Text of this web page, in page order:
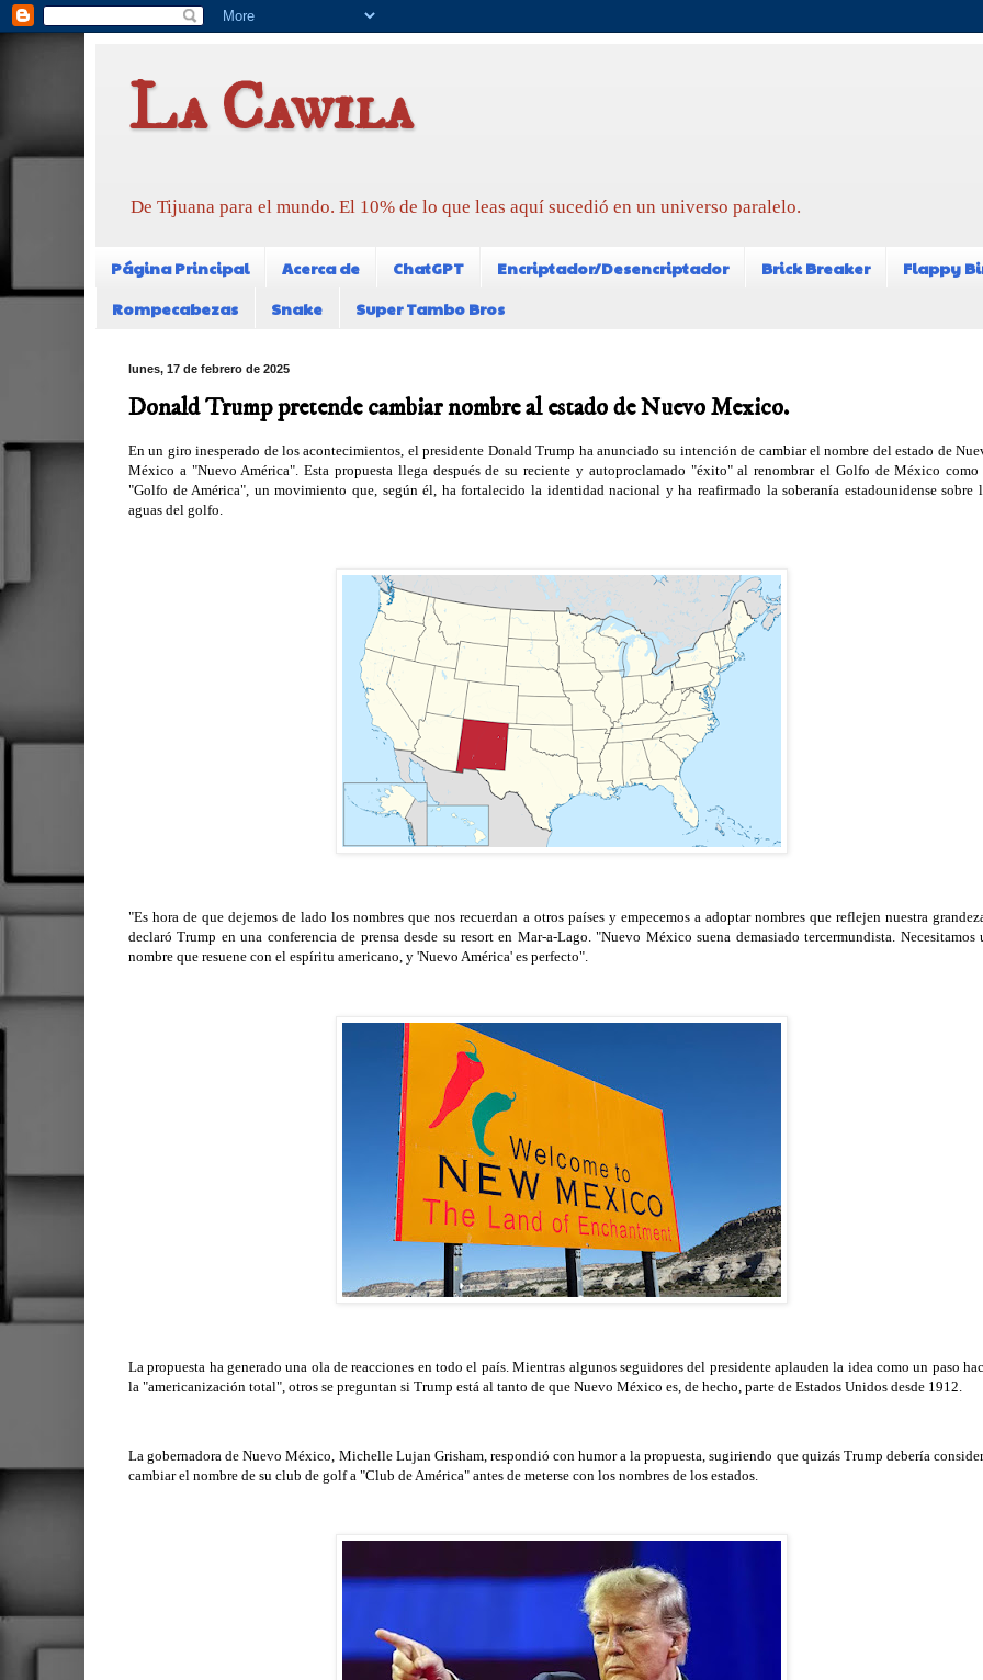
La Cawila
De Tijuana para el mundo. El 10% de lo que leas aquí sucedió en un universo paralelo.
Página Principal Acerca de ChatGPT Encriptador/Desencriptador Brick Breaker
Flappy
Rompecabezas
Snake Super Tambo Bros
lunes, 17 de febrero de 2025
Donald Trump pretende cambiar nombre al estado de Nuevo Mexico.
En un giro inesperado de los acontecimientos, el presidente Donald Trump ha anunciado su intención de cambiar el nombre del estado de
México a "Nuevo América". Esta propuesta llega después de su reciente y autoproclamado "éxito" al renombrar el Golfo de México como
"Golfo de América", un movimiento que, según él, ha fortalecido la identidad nacional y ha reafirmado la soberanía estadounidense sobre
aguas del golfo.
"Es hora de que dejemos de lado los nombres que nos recuerdan a otros países y empecemos a adoptar nombres que reflejen nuestra
declaró Trump en una conferencia de prensa desde su resort en Mar-a-Lago. "Nuevo México suena demasiado tercermundista. Necesitamos
nombre que resuene con el espíritu americano, y 'Nuevo América' es perfecto".
La propuesta ha generado una ola de reacciones en todo el país. Mientras algunos seguidores del presidente aplauden la idea como un paso
la "americanización total", otros se preguntan si Trump está al tanto de que Nuevo México es, de hecho, parte de Estados Unidos desde 1912.
La gobernadora de Nuevo México, Michelle Lujan Grisham, respondió con humor a la propuesta, sugiriendo que quizás Trump debería
cambiar el nombre de su club de golf a "Club de América" antes de meterse con los nombres de los estados.